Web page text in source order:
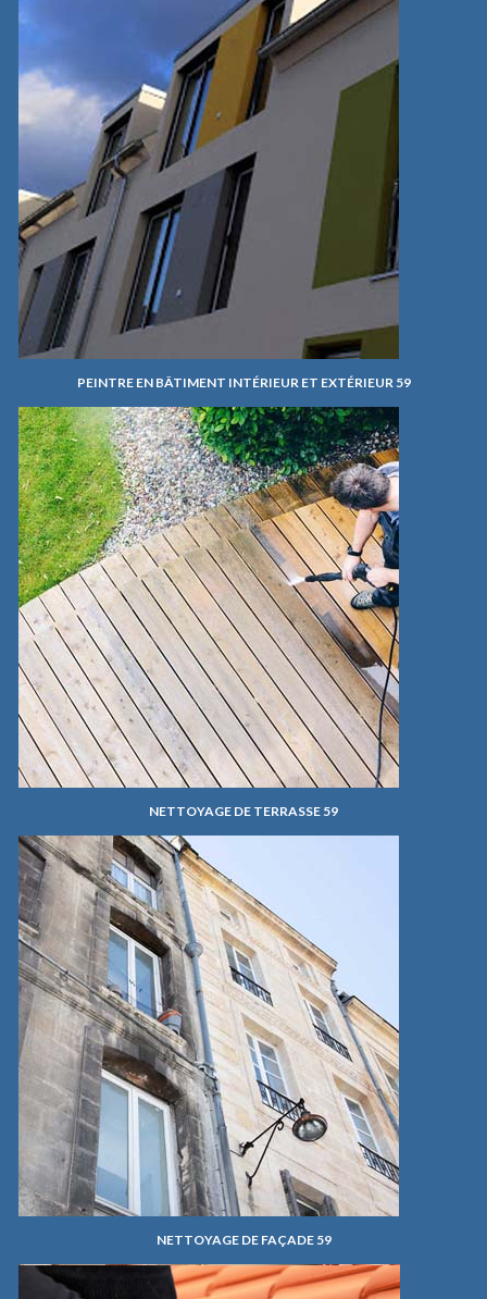
PEINTRE EN BÂTIMENT INTÉRIEUR ET EXTÉRIEUR 59
NETTOYAGE DE TERRASSE 59
NETTOYAGE DE FAÇADE 59